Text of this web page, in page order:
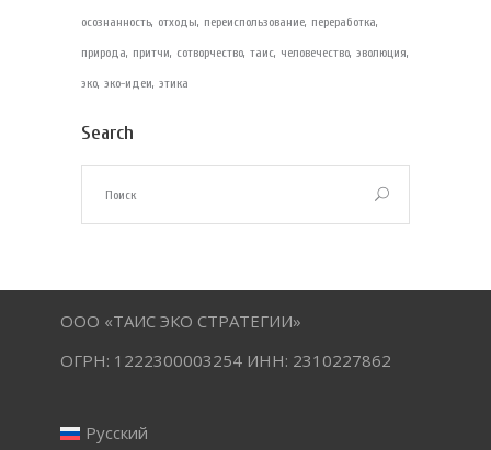
осознанность отходы переиспользование переработка
природа притчи сотворчество таис человечество эволюция
эко эко-идеи этика
Search
ООО «ТАИС ЭКО СТРАТЕГИИ»
ОГРН: 1222300003254 ИНН: 2310227862
Русский